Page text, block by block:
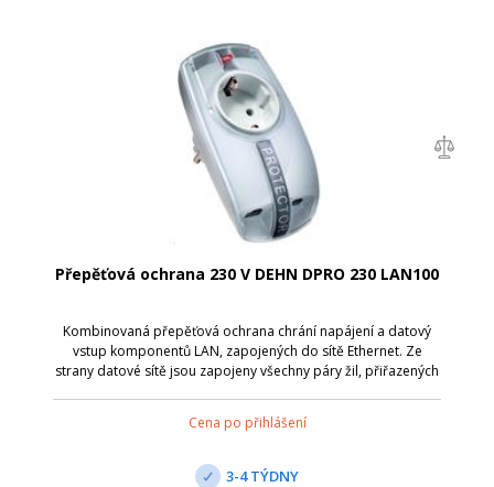
Přepěťová ochrana 230 V DEHN DPRO 230 LAN100
Kombinovaná přepěťová ochrana chrání napájení a datový
vstup komponentů LAN, zapojených do sítě Ethernet. Ze
strany datové sítě jsou zapojeny všechny páry žil, přiřazených
Cena po přihlášení
3-4 TÝDNY